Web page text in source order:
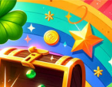
フリーレン』の学び｜
ル業者の無料回収・無
度6弱と富士山噴火の
度6とベネゼエラM7級